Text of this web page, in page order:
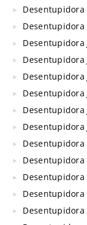
Desentupidora
Desentupidora
Desentupidora
Desentupidora
Desentupidora
Desentupidora
Desentupidora
Desentupidora
Desentupidora
Desentupidora
Desentupidora
Desentupidora
Desentupidora